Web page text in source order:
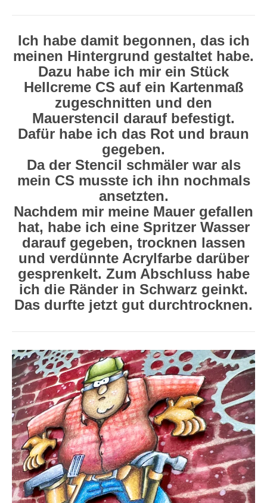
Ich habe damit begonnen, das ich
meinen Hintergrund gestaltet habe.
Dazu habe ich mir ein Stück
Hellcreme CS auf ein Kartenmaß
zugeschnitten und den
Mauerstencil darauf befestigt.
Dafür habe ich das Rot und braun
gegeben.
Da der Stencil schmäler war als
mein CS musste ich ihn nochmals
ansetzten.
Nachdem mir meine Mauer gefallen
hat, habe ich eine Spritzer Wasser
darauf gegeben, trocknen lassen
und verdünnte Acrylfarbe darüber
gesprenkelt. Zum Abschluss habe
ich die Ränder in Schwarz geinkt.
Das durfte jetzt gut durchtrocknen.